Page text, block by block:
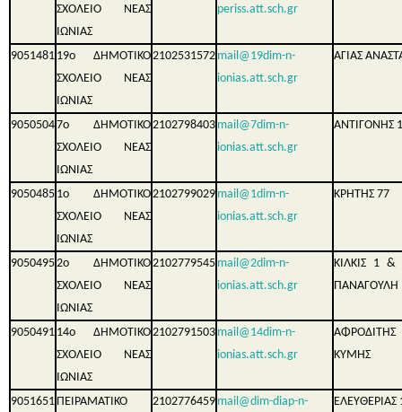
ΣΧΟΛΕΙΟ ΝΕΑΣ
ΙΩΝΙΑΣ
periss.att.sch.gr
9051481 19ο ΔΗΜΟΤΙΚΟ
ΣΧΟΛΕΙΟ ΝΕΑΣ
ΙΩΝΙΑΣ
2102531572 mail@19dim-n-
ionias.att.sch.gr
ΑΓΙΑΣ
90505047ο ΔΗΜΟΤΙΚΟ
ΣΧΟΛΕΙΟ ΝΕΑΣ
ΙΩΝΙΑΣ
2102798403 mail@7dim-n-
ionias.att.sch.gr
ΑΝΤΙΓΟΝΗΣ 1
9050485 1ο ΔΗΜΟΤΙΚΟ
ΣΧΟΛΕΙΟ ΝΕΑΣ
ΙΩΝΙΑΣ
2102799029 mail@1dim-n-
ionias.att.sch.gr
ΚΡΗΤΗΣ 77
90504952ο ΔΗΜΟΤΙΚΟ
ΣΧΟΛΕΙΟ ΝΕΑΣ
ΙΩΝΙΑΣ
2102779545 mail@2dim-n-
ionias.att.sch.gr
ΚΙΛΚΙΣ 1 &
ΠΑΝΑΓΟΥΛΗ
9050491 14ο ΔΗΜΟΤΙΚΟ
ΣΧΟΛΕΙΟ ΝΕΑΣ
ΙΩΝΙΑΣ
2102791503 mail@14dim-n-
ionias.att.sch.gr
ΚΥΜΗΣ
9051651 ΠΕΙΡΑΜΑΤΙΚΟ
2102776459 mail@dim-diap-n-
ΕΛΕΥΘΕΡΙΑΣ